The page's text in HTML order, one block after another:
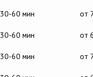
30-60 мин от
30-60 мин от
30-60 мин от